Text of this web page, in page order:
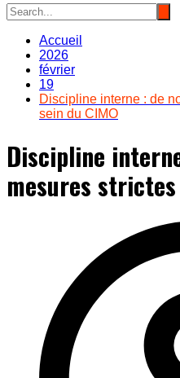
Accueil
2026
février
19
Discipline interne : de
sein du CIMO
Discipline
mesures strictes